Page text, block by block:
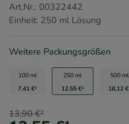
Art.Nr.: 00322442
Einheit: 250 mlLösung
Weitere Packungsgrößen
100 ml
7,41 €¹
250 ml
12,55 €¹
500 ml
18,12 €
13,90 €²